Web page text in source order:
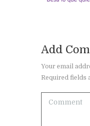
Add
Your email
Required fields